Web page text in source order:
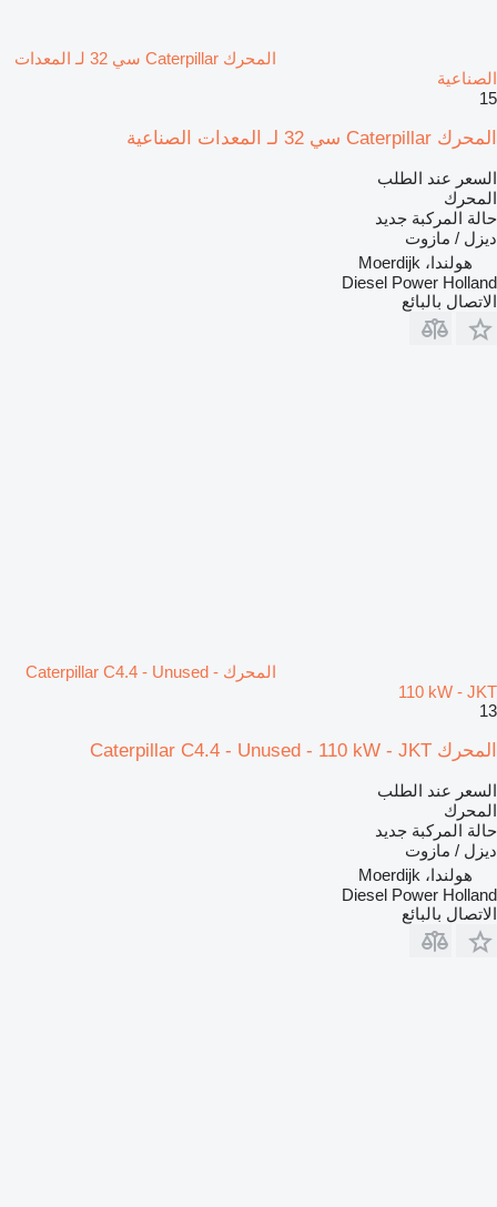
المحرك Caterpillar سي 32 لـ المعدات
الصناعية
15
المحرك Caterpillar سي 32 لـ المعدات الصناعية
السعر عند الطلب
المحرك
حالة المركبة جديد
ديزل / مازوت
هولندا، Moerdijk
Diesel Power Holland
الاتصال بالبائع
المحرك Caterpillar C4.4 - Unused -
110 kW - JKT
13
المحرك Caterpillar C4.4 - Unused - 110 kW - JKT
السعر عند الطلب
المحرك
حالة المركبة جديد
ديزل / مازوت
هولندا، Moerdijk
Diesel Power Holland
الاتصال بالبائع